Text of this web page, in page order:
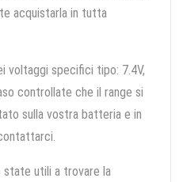
acquistarla in tutta
voltaggi specifici tipo: 7.4V,
controllate che il range si
sulla vostra batteria e in
state utili a trovare la